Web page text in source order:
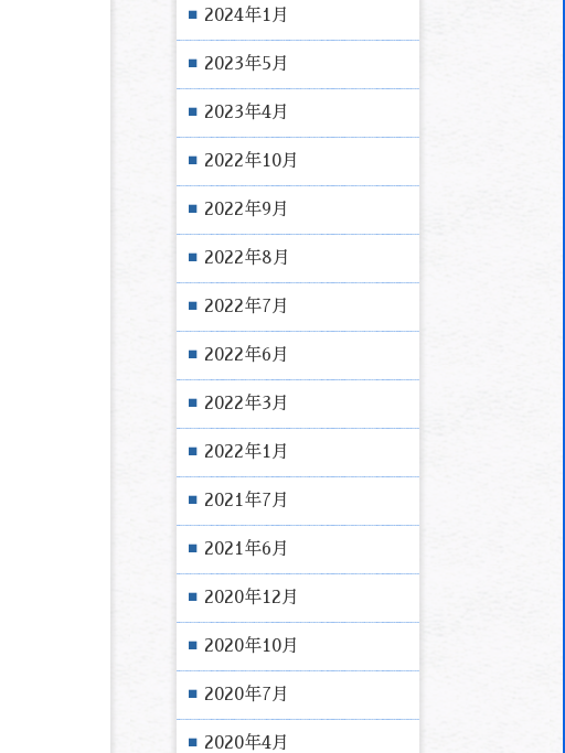
2024年1月
2023年5月
2023年4月
2022年10月
2022年9月
2022年8月
2022年7月
2022年6月
2022年3月
2022年1月
2021年7月
2021年6月
2020年12月
2020年10月
2020年7月
2020年4月